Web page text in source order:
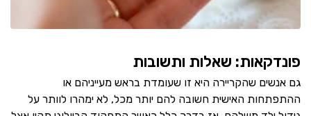
פונדקאות: שאלות ותשובות
גם אנשים שהקריירה היא זו שעומדת בראש מעייניהם או
ההתפתחות האישית חשובה להם יותר מכל, לא ימהרו לוותר על